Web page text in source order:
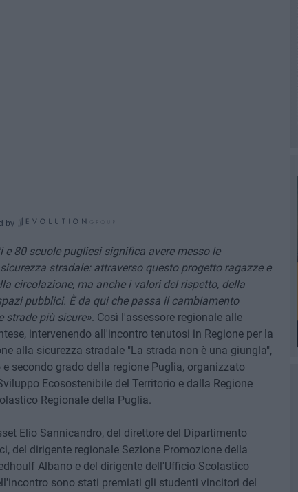
by
80 scuole pugliesi significa avere messo le
stradale: attraverso questo progetto ragazze e
circolazione, ma anche i valori del rispetto, della
pubblici. È da qui che passa il cambiamento
strade più sicure». Così l'assessore regionale alle
intervenendo all'incontro tenutosi in Regione per la
alla sicurezza stradale "La strada non è una giungla",
secondo grado della regione Puglia, organizzato
Ecosostenibile del Territorio e dalla Regione
Regionale della Puglia.
Elio Sannicandro, del direttore del Dipartimento
del dirigente regionale Sezione Promozione della
Albano e del dirigente dell'Ufficio Scolastico
sono stati premiati gli studenti vincitori del